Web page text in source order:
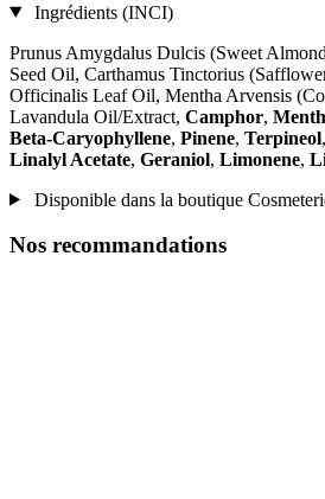
Ingrédients (INCI)
Prunus Amygdalus Dulcis (Sweet
Seed Oil, Carthamus Tinctorius
Officinalis Leaf Oil, Mentha Arvensis
Lavandula Oil/Extract, Camphor,
Beta-Caryophyllene, Pinene, Terpineol,
Linalyl Acetate, Geraniol, Limonene,
Disponible dans la boutique
Nos recommandations